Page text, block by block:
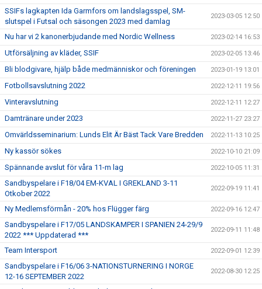
SSIFs lagkapten Ida Garmfors om landslagsspel, SM-
slutspel i Futsal och säsongen 2023 med damlag
2023-03-05 12:50
Nu har vi 2 kanonerbjudande med Nordic Wellness 2023-02-14 16:53
Utförsäljning av kläder, SSIF 2023-02-05 13:46
Bli blodgivare, hjälp både medmänniskor och föreningen 2023-01-19 13:01
Fotbollsavslutning 2022 2022-12-11 19:56
Vinteravslutning 2022-12-11 12:27
Damtränare under 2023 2022-11-27 23:27
Omvärldsseminarium: Lunds Elit Är Bäst Tack Vare Bredden 2022-11-13 10:25
Ny kassör sökes 2022-10-10 21:09
Spännande avslut för våra 11-m lag 2022-10-05 11:31
Sandbyspelare i F18/04 EM-KVAL I GREKLAND 3-11
Otkober 2022
2022-09-19 11:41
Ny Medlemsförmån - 20% hos Flügger färg 2022-09-16 12:47
Sandbyspelare i F17/05 LANDSKAMPER I SPANIEN 24-29/9
2022 *** Uppdaterad ***
2022-09-11 11:48
Team Intersport 2022-09-01 12:39
Sandbyspelare i F16/06 3-NATIONSTURNERING I NORGE
12-16 SEPTEMBER 2022
2022-08-30 12:25